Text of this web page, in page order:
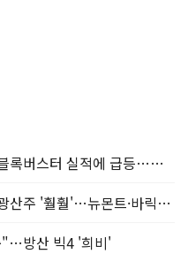
[美증시 특징주] 일라이릴리, 블록버스터 실적에 급등…마운자로 매출 폭발
[美증시 특징주] 금값 급등에 광산주 '훨훨'…뉴몬트·바릭마이닝 주도
"…방산 빅4 '희비'